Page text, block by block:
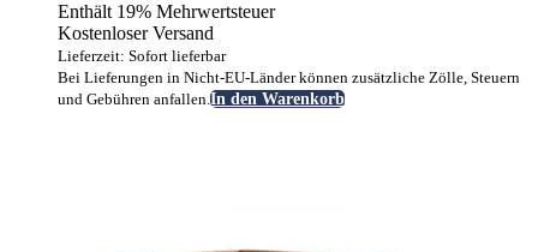
Enthält 19% Mehrwertsteuer
Kostenloser Versand
Lieferzeit: Sofort lieferbar
Bei Lieferungen in Nicht-EU-Länder können zusätzliche Zölle, Steuern
und Gebühren anfallen.In den Warenkorb